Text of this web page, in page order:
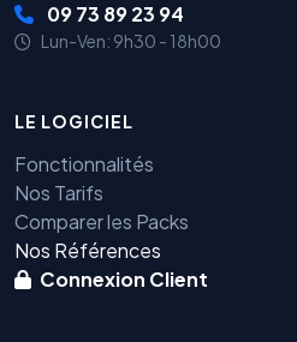
09 73 89 23 94
Lun-Ven: 9h30 - 18h00
LE LOGICIEL
Fonctionnalités
Nos Tarifs
Comparer les Packs
Nos Références
Connexion Client